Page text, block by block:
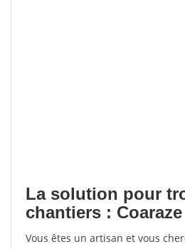
La solution pour
chantiers : Coaraze
Vous êtes un artisan et vous